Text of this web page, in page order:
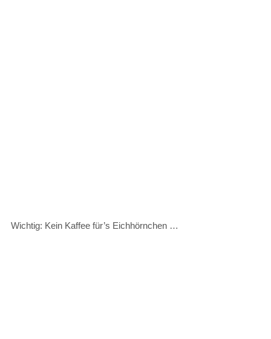
Wichtig: Kein Kaffee für’s Eichhörnchen …